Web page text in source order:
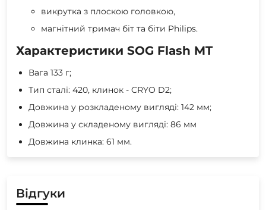
викрутка з плоскою головкою,
магнітний тримач біт та біти Philips.
Характеристики SOG Flash MT
Вага 133 г;
Тип сталі: 420, клинок - CRYO D2;
Довжина у розкладеному вигляді: 142 мм;
Довжина у складеному вигляді: 86 мм
Довжина клинка: 61 мм.
Відгуки